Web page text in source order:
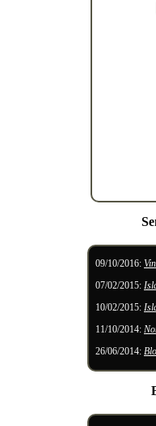
09/10/2016:
07/02/2015:
10/02/2015:
11/10/2014:
26/06/2014: